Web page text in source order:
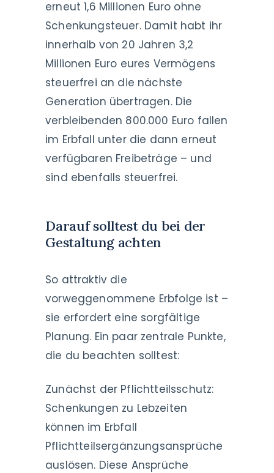
erneut 1,6 Millionen Euro ohne
Schenkungsteuer. Damit habt ihr
innerhalb von 20 Jahren 3,2
Millionen Euro eures Vermögens
steuerfrei an die nächste
Generation übertragen. Die
verbleibenden 800.000 Euro fallen
im Erbfall unter die dann erneut
verfügbaren Freibeträge – und
sind ebenfalls steuerfrei.
Darauf solltest du bei der
Gestaltung achten
So attraktiv die
vorweggenommene Erbfolge ist –
sie erfordert eine sorgfältige
Planung. Ein paar zentrale Punkte,
die du beachten solltest:
Zunächst der Pflichtteilsschutz:
Schenkungen zu Lebzeiten
können im Erbfall
Pflichtteilsergänzungsansprüche
auslösen. Diese Ansprüche